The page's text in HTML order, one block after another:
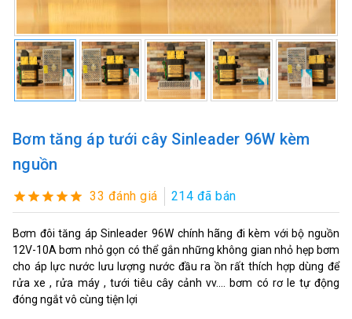
Bơm tăng áp tưới cây Sinleader 96W kèm
nguồn
33 đánh giá 214 đã bán
Bơm đôi tăng áp Sinleader 96W chính hãng đi kèm với bộ nguồn
12V-10A bơm nhỏ gọn có thể gắn những không gian nhỏ hẹp bơm
cho áp lực nước lưu lượng nước đầu ra ồn rất thích hợp dùng để
rửa xe , rửa máy , tưới tiêu cây cảnh vv.... bơm có rơ le tự động
đóng ngắt vô cùng tiện lợi